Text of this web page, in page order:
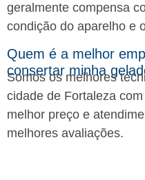
geralmente compensa
condição do aparelho e
Quem é a melhor
consertar minha
Somos os melhores
cidade de Fortaleza
melhor preço e
melhores avaliações.